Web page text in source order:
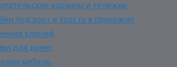
корзины и тележки
под зонт и трость в прихожую
ключей
для денег
мебель